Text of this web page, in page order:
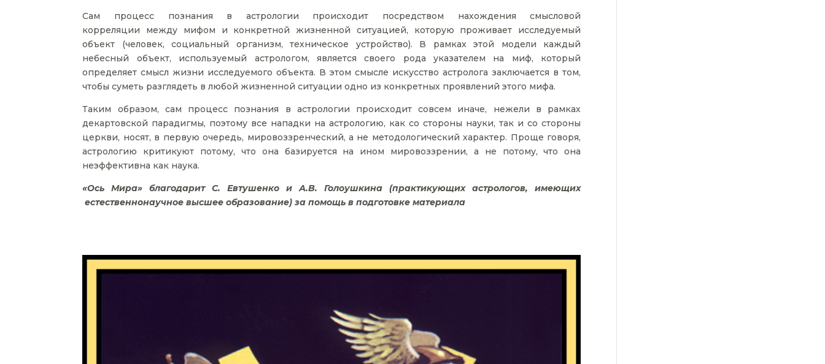
Сам процесс познания в астрологии происходит посредством нахождения смысловой
корреляции между мифом и конкретной жизненной ситуацией, которую проживает исследуемый
объект (человек, социальный организм, техническое устройство). В рамках этой модели каждый
небесный объект, используемый астрологом, является своего рода указателем на миф, который
определяет смысл жизни исследуемого объекта. В этом смысле искусство астролога заключается в том,
чтобы суметь разглядеть в любой жизненной ситуации одно из конкретных проявлений этого мифа.
Таким образом, сам процесс познания в астрологии происходит совсем иначе, нежели в рамках
декартовской парадигмы, поэтому все нападки на астрологию, как со стороны науки, так и со стороны
церкви, носят, в первую очередь, мировоззренческий, а не методологический характер. Проще говоря,
астрологию критикуют потому, что она базируется на ином мировоззрении, а не потому, что она
неэффективна как наука.
«Ось Мира» благодарит С. Евтушенко и А.В. Голоушкина (практикующих астрологов, имеющих
естественнонаучное высшее образование) за помощь в подготовке материала